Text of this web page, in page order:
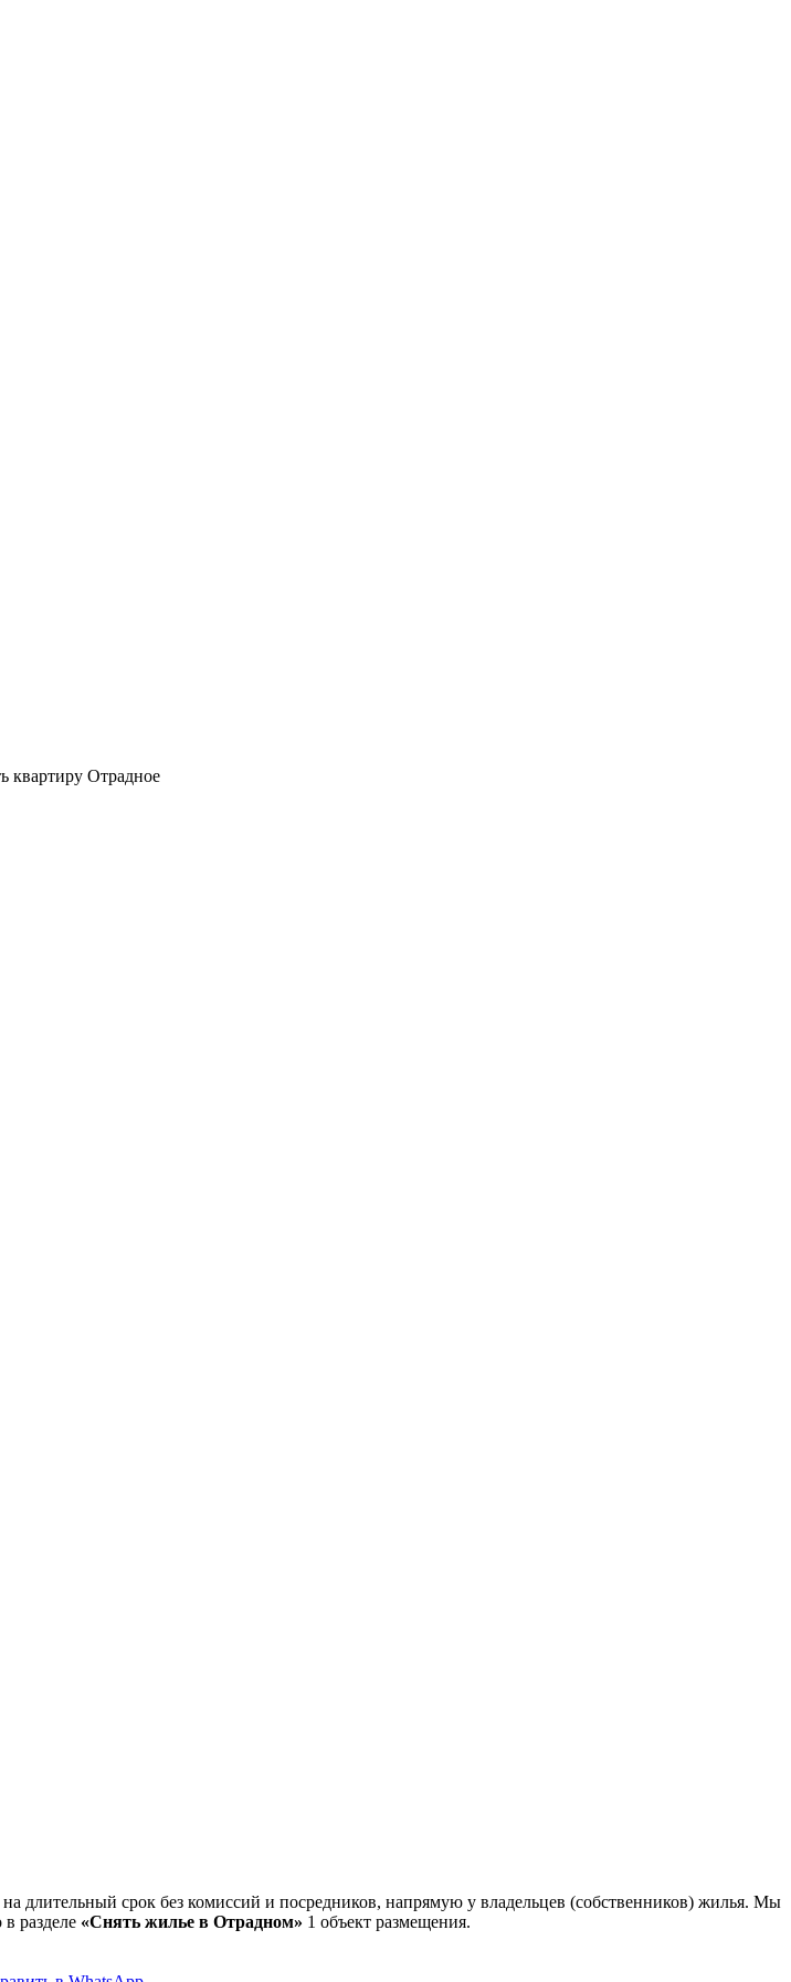
квартиру Отрадное
срок без комиссий и посредников, напрямую у владельцев (собственников) жилья. Мы
разделе «Снять жилье в Отрадном» 1 объект размещения.